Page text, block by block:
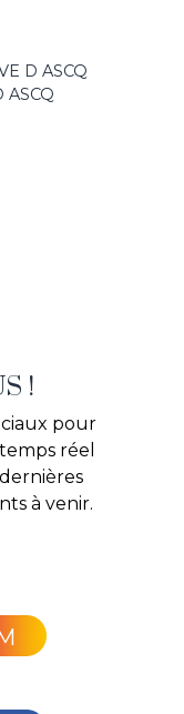
D ASCQ
ASCQ
!
pour
réel
à venir.